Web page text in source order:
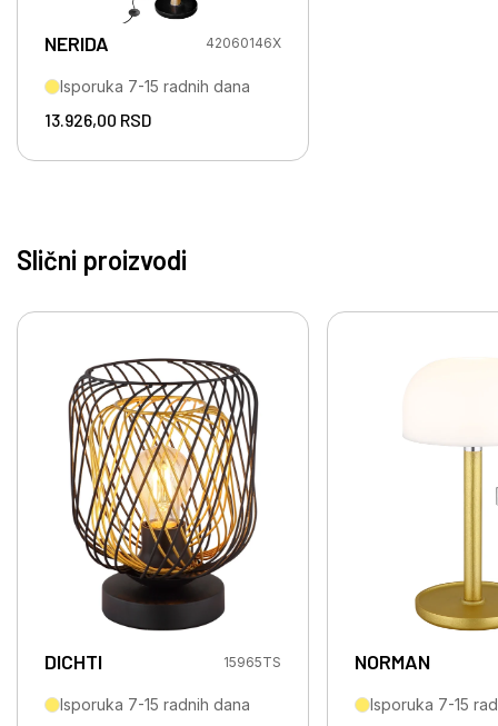
NERIDA 42060146X
Isporuka 7-15 radnih dana
13.926,00 RSD
Slični proizvodi
DICHTI 15965TS
Isporuka 7-15 radnih dana
NORMAN
Isporuka 7-15